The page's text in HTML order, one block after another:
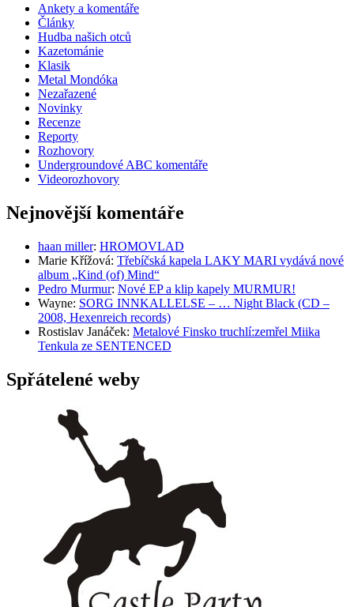
Ankety a komentáře
Články
Hudba našich otců
Kazetománie
Klasik
Metal Mondóka
Nezařazené
Novinky
Recenze
Reporty
Rozhovory
Undergroundové ABC komentáře
Videorozhovory
Nejnovější komentáře
haan miller: HROMOVLAD
Marie Křížová: Třebíčská kapela LAKY MARI vydává nové
album „Kind (of) Mind“
Pedro Murmur: Nové EP a klip kapely MURMUR!
Wayne: SORG INNKALLELSE – … Night Black (CD –
2008, Hexenreich records)
Rostislav Janáček: Metalové Finsko truchlí:zemřel Miika
Tenkula ze SENTENCED
Spřátelené weby